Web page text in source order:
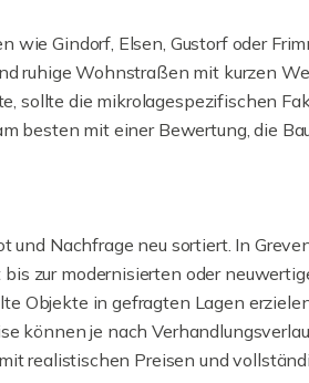
Gindorf, Elsen, Gustorf oder
ruhige Wohnstraßen mit kurzen
sollte die mikrolagespezifischen
besten mit einer Bewertung, die
Nachfrage neu sortiert. In
zur modernisierten oder
Objekte in gefragten Lagen
können je nach
realistischen Preisen und